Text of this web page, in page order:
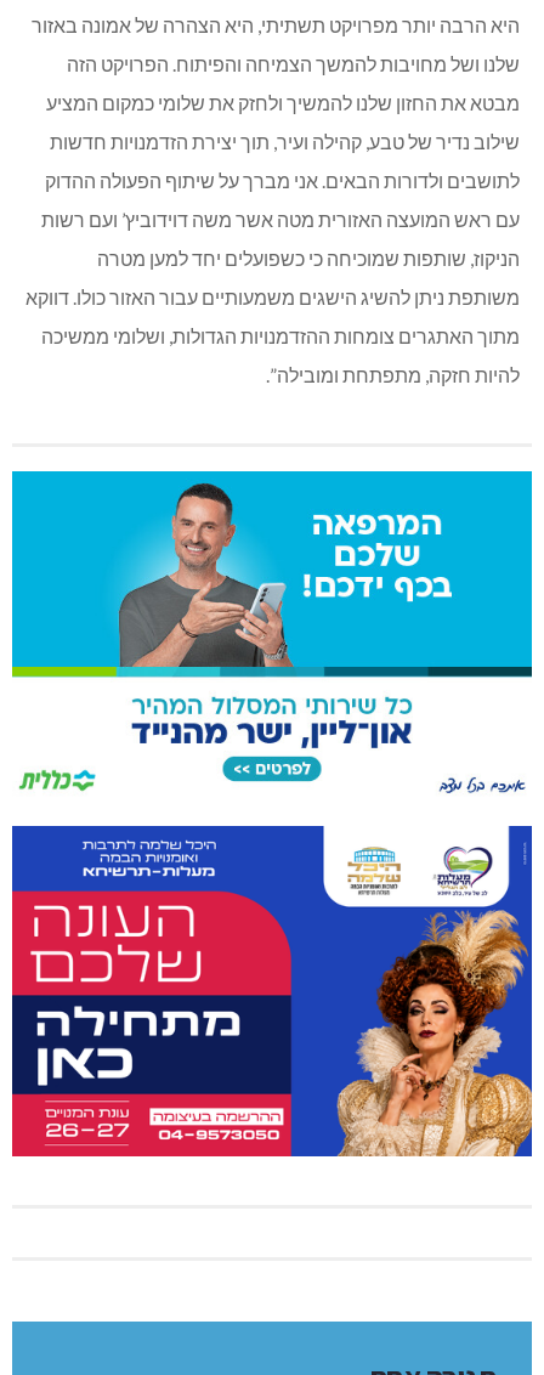
היא הרבה יותר מפרויקט תשתיתי, היא הצהרה של אמונה באזור
שלנו ושל מחויבות להמשך הצמיחה והפיתוח. הפרויקט הזה
מבטא את החזון שלנו להמשיך ולחזק את שלומי כמקום המציע
שילוב נדיר של טבע, קהילה ועיר, תוך יצירת הזדמנויות חדשות
לתושבים ולדורות הבאים. אני מברך על שיתוף הפעולה ההדוק
עם ראש המועצה האזורית מטה אשר משה דוידוביץ’ ועם רשות
הניקוז, שותפות שמוכיחה כי כשפועלים יחד למען מטרה
משותפת ניתן להשיג הישגים משמעותיים עבור האזור כולו. דווקא
מתוך האתגרים צומחות ההזדמנויות הגדולות, ושלומי ממשיכה
להיות חזקה, מתפתחת ומובילה”.